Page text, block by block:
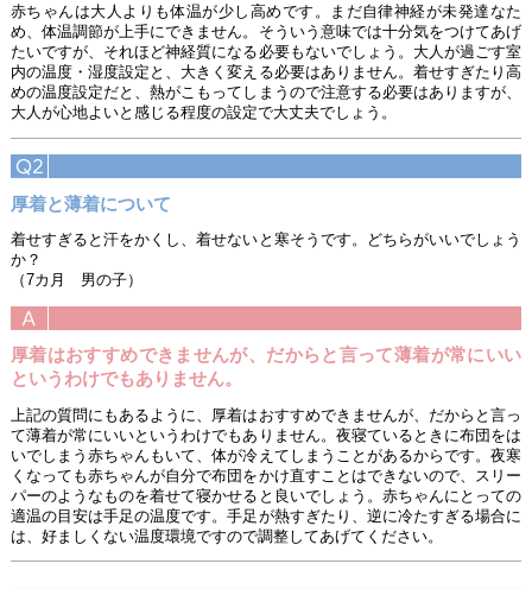
赤ちゃんは大人よりも体温が少し高めです。まだ自律神経が未発達なた
め、体温調節が上手にできません。そういう意味では十分気をつけてあげ
たいですが、それほど神経質になる必要もないでしょう。大人が過ごす室
内の温度・湿度設定と、大きく変える必要はありません。着せすぎたり高
めの温度設定だと、熱がこもってしまうので注意する必要はありますが、
大人が心地よいと感じる程度の設定で大丈夫でしょう。
厚着と薄着について
着せすぎると汗をかくし、着せないと寒そうです。どちらがいいでしょう
か？
（7カ月 男の子）
厚着はおすすめできませんが、だからと言って薄着が常にいい
というわけでもありません。
上記の質問にもあるように、厚着はおすすめできませんが、だからと言っ
て薄着が常にいいというわけでもありません。夜寝ているときに布団をは
いでしまう赤ちゃんもいて、体が冷えてしまうことがあるからです。夜寒
くなっても赤ちゃんが自分で布団をかけ直すことはできないので、スリー
パーのようなものを着せて寝かせると良いでしょう。赤ちゃんにとっての
適温の目安は手足の温度です。手足が熱すぎたり、逆に冷たすぎる場合に
は、好ましくない温度環境ですので調整してあげてください。